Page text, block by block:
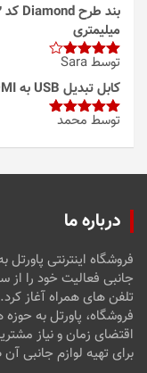
میلیمتری
امتیاز4
از 5
توسط Sara
کابل تبدیل USB به HDMI مدل 3in1 HDTV 7562
امتیاز5از
توسط محمد
درباره ما
فروشگاه اینترنتی
تلفن های همراه آغاز
فروشگاه، پاورتل به
اقتضای زمان و نیاز
برای تهیه لوازم جانبی